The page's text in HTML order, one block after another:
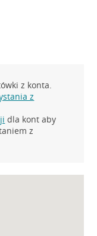
z konta.
z
dla kont aby
z